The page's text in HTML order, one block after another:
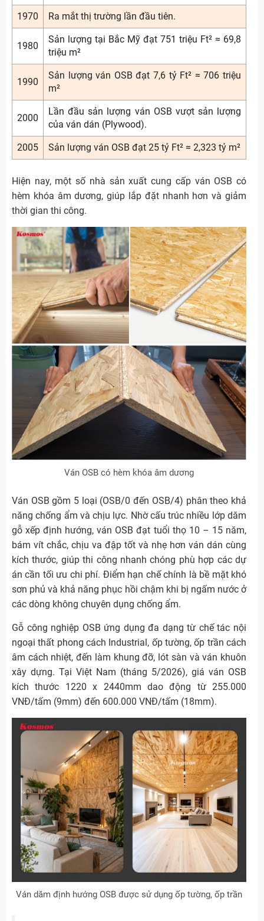
1970 Ra mắt thị trường lần đầu tiên.
1980
Sản lượng tại Bắc Mỹ đạt 751 triệu Ft² ≈ 69,8
triệu m²
1990
Sản lượng ván OSB đạt 7,6 tỷ Ft² ≈ 706 triệu
m²
2000
Lần đầu sản lượng ván OSB vượt sản lượng
của ván dán (Plywood).
2005 Sản lượng ván OSB đạt 25 tỷ Ft² ≈ 2,323 tỷ m²
Hiện nay, một số nhà sản xuất cung cấp ván OSB có
hèm khóa âm dương, giúp lắp đặt nhanh hơn và giảm
thời gian thi công.
Ván OSB có hèm khóa âm dương
Ván OSB gồm 5 loại (OSB/0 đến OSB/4) phân theo khả
năng chống ẩm và chịu lực. Nhờ cấu trúc nhiều lớp dăm
gỗ xếp định hướng, ván OSB đạt tuổi thọ 10 – 15 năm,
bám vít chắc, chịu va đập tốt và nhẹ hơn ván dán cùng
kích thước, giúp thi công nhanh chóng phù hợp các dự
án cần tối ưu chi phí. Điểm hạn chế chính là bề mặt khó
sơn phủ và khả năng phục hồi chậm khi bị ngấm nước ở
các dòng không chuyên dụng chống ẩm.
Gỗ công nghiệp OSB ứng dụng đa dạng từ chế tác nội
ngoại thất phong cách Industrial, ốp tường, ốp trần cách
âm cách nhiệt, đến làm khung đỡ, lót sàn và ván khuôn
xây dựng. Tại Việt Nam (tháng 5/2026), giá ván OSB
kích thước 1220 x 2440mm dao động từ 255.000
VNĐ/tấm (9mm) đến 600.000 VNĐ/tấm (18mm).
Ván dăm định hướng OSB được sử dụng ốp tường, ốp trần